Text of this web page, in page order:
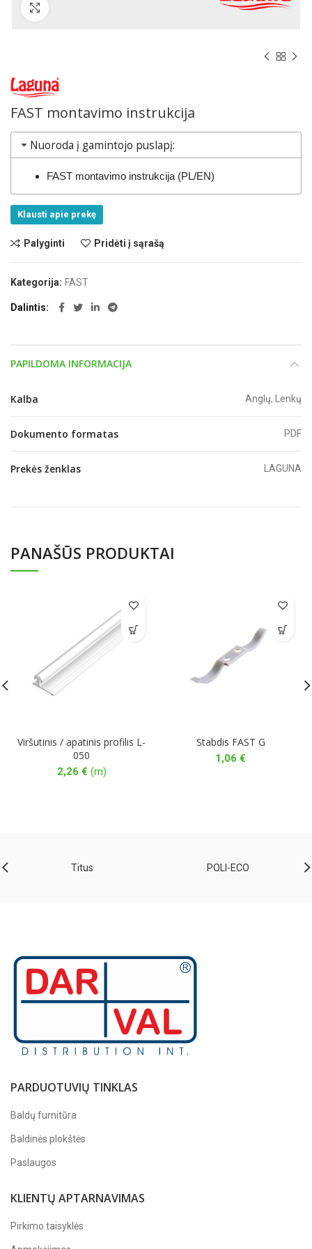
FAST montavimo instrukcija
Nuoroda į gamintojo puslapį:
FAST montavimo instrukcija (PL/EN)
Klausti apie prekę
Palyginti Pridėti į sąrašą
Kategorija: FAST
Dalintis
PAPILDOMA INFORMACIJA
Kalba Anglų, Lenkų
Dokumento formatas PDF
Prekės ženklas LAGUNA
PANAŠŪS PRODUKTAI
Viršutinis / apatinis profilis L-
050
2,26 € (m)
Stabdis FAST G
1,06 €
Titus POLI-ECO
PARDUOTUVIŲ TINKLAS
Baldų furnitūra
Baldinės plokštės
Paslaugos
KLIENTŲ APTARNAVIMAS
Pirkimo taisyklės